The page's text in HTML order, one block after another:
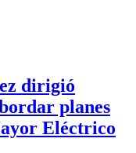
dirigió
planes
Eléctrico